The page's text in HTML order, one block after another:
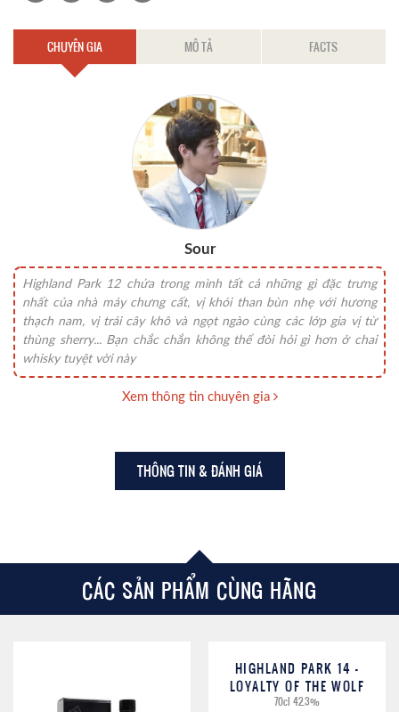
CHUYÊN GIA MÔ TẢ FACTS
Sour
Highland Park 12 chứa trong mình tất cả những gì đặc trưng
nhất của nhà máy chưng cất, vị khói than bùn nhẹ với hương
thạch nam, vị trái cây khô và ngọt ngào cùng các lớp gia vị từ
thùng sherry... Bạn chắc chắn không thể đòi hỏi gì hơn ở chai
whisky tuyệt vời này
Xem thông tin chuyên gia
THÔNG TIN & ĐÁNH GIÁ
CÁC SẢN PHẨM CÙNG HÃNG
HIGHLAND PARK 14 –
LOYALTY OF THE WOLF
70cl 42.3%